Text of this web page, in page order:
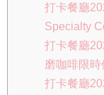
打卡餐廳
Specialty
打卡餐廳
磨咖啡限時
打卡餐廳